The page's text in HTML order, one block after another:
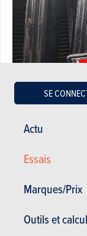
Actu
Essais
Marques/Prix
Outils et
SE
Chouette en effet
peut même
200 ch, ou, et c’est
les roues avant.